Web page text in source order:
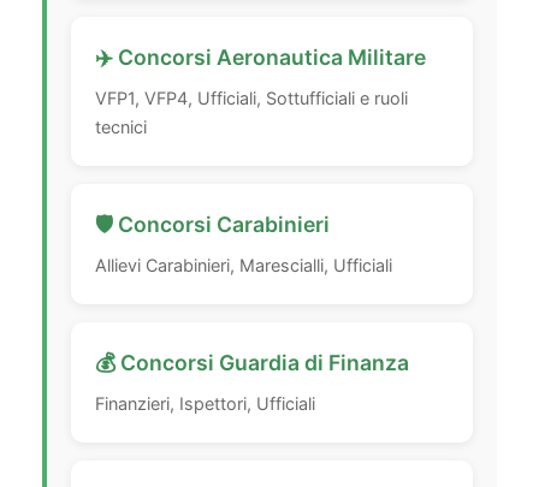
✈️ Concorsi Aeronautica Militare
VFP1, VFP4, Ufficiali, Sottufficiali e ruoli
tecnici
🛡️ Concorsi Carabinieri
Allievi Carabinieri, Marescialli, Ufficiali
💰 Concorsi Guardia di Finanza
Finanzieri, Ispettori, Ufficiali